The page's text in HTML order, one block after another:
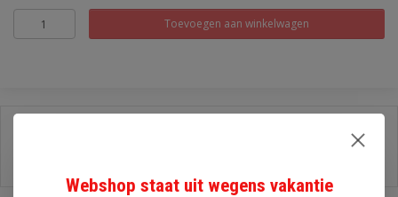
Toevoegen aan winkelwagen
Webshop staat uit wegens vakantie